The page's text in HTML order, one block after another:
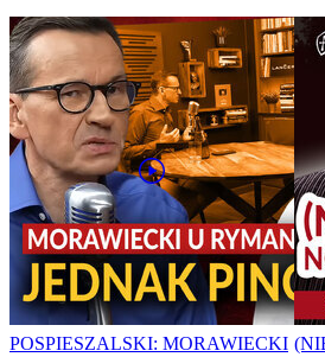
POSPIESZALSKI: MORAWIECKI